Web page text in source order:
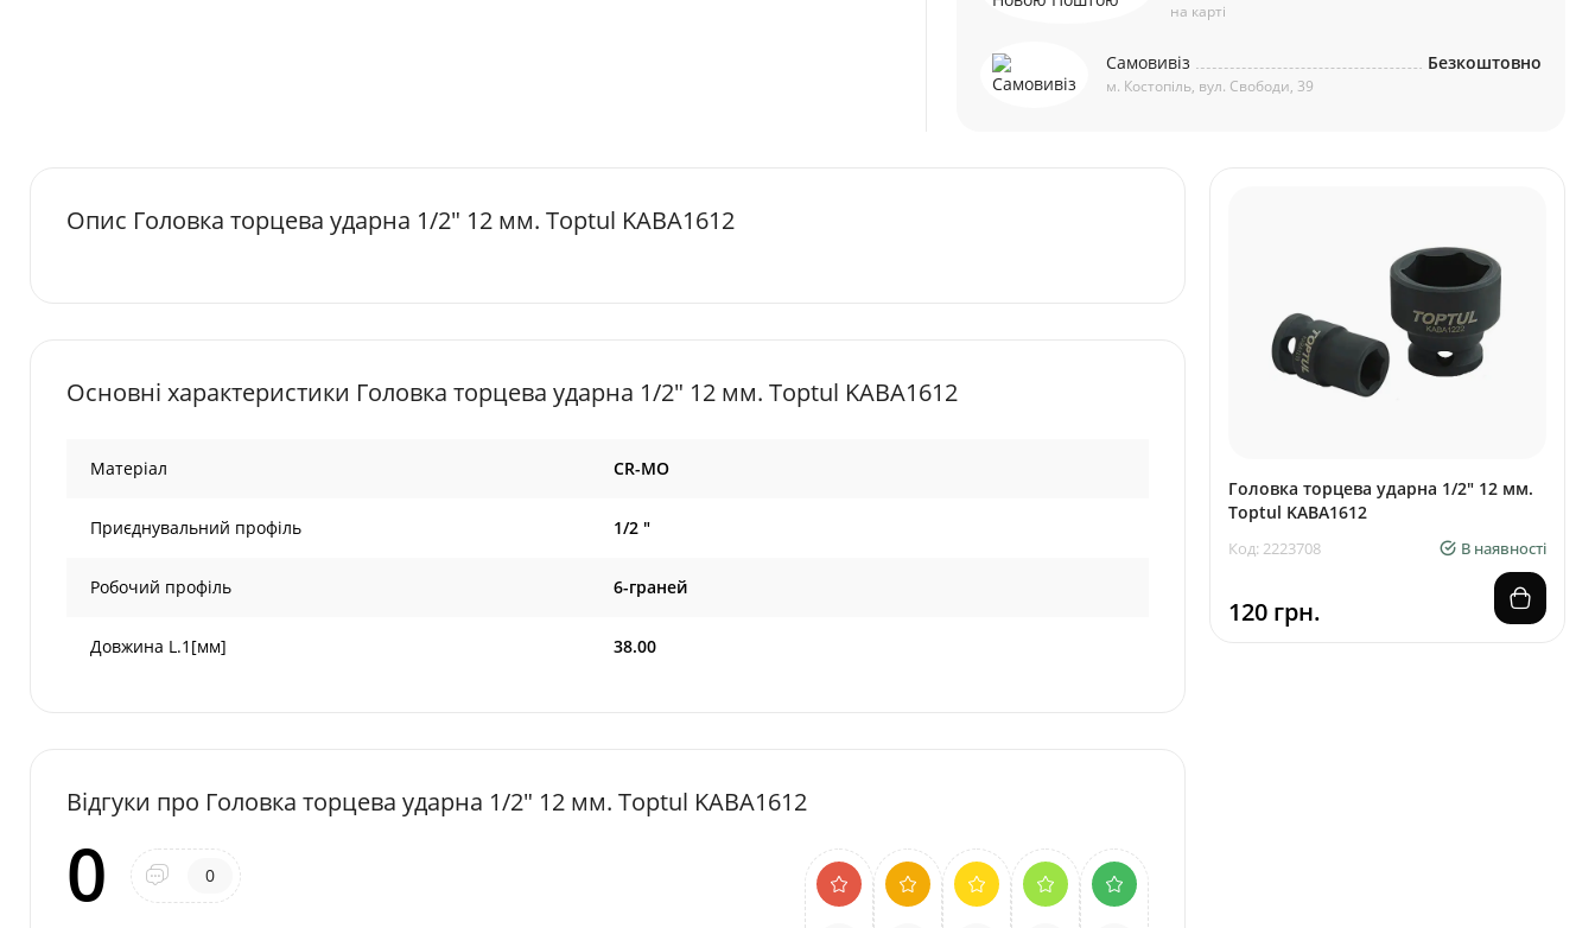
на карті
Самовивіз
м. Костопіль, вул. Свободи, 39
Безкоштовно
Опис Головка торцева ударна 1/2" 12 мм. Toptul KABA1612
Основні характеристики Головка торцева ударна 1/2" 12 мм. Toptul KABA1612
Матеріал CR-MO
Приєднувальний профіль 1/2 "
Робочий профіль 6-граней
Довжина L.1[мм] 38.00
Відгуки про Головка торцева ударна 1/2" 12 мм. Toptul KABA1612
0 0
Головка торцева ударна 1/2" 12 мм.
Toptul KABA1612
Код: 2223708 В наявності
120 грн.